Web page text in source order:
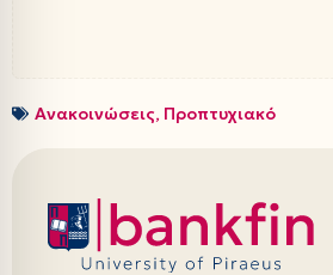
Ανακοινώσεις, Προπτυχιακό